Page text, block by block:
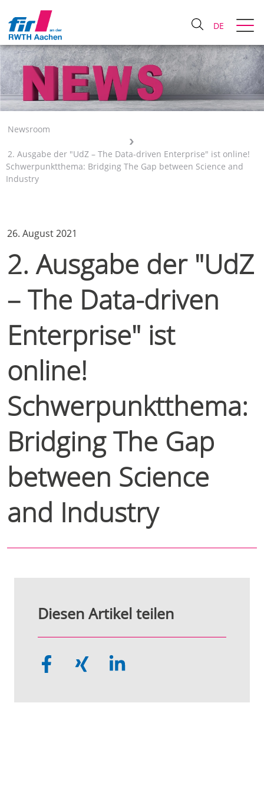
DE
Newsroom
2. Ausgabe der "UdZ – The Data-driven Enterprise" ist online!
Schwerpunktthema: Bridging The Gap between Science and
Industry
26. August 2021
2. Ausgabe der "UdZ
– The Data-driven
Enterprise" ist
online!
Schwerpunktthema:
Bridging The Gap
between Science
and Industry
Diesen Artikel teilen